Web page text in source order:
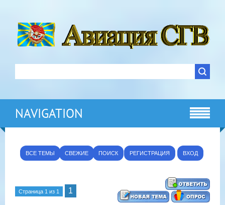
NAVIGATION
ВСЕ ТЕМЫ СВЕЖИЕ ПОИСК РЕГИСТРАЦИЯ ВХОД
Страница 1 из 1 1